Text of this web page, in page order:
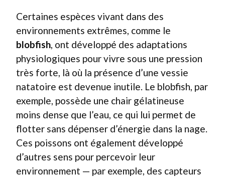
Certaines espèces vivant dans des
environnements extrêmes, comme le
blobfish , ont développé des adaptations
physiologiques pour vivre sous une pression
très forte, là où la présence d’une vessie
natatoire est devenue inutile. Le blobfish, par
exemple, possède une chair gélatineuse
moins dense que l’eau, ce qui lui permet de
flotter sans dépenser d’énergie dans la nage.
Ces poissons ont également développé
d’autres sens pour percevoir leur
environnement — par exemple, des capteurs